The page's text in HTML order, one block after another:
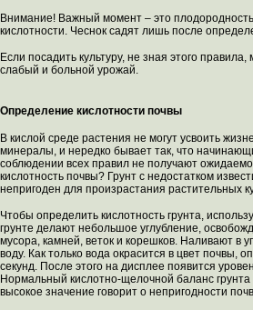
Внимание! Важный момент – это
кислотности. Чеснок садят лишь после
Если посадить культуру, не зная этого
слабый и больной урожай.
Определение кислотности почвы
В кислой среде растения не могут усвоить
минералы, и нередко бывает так, что
соблюдении всех правил не получают
кислотность почвы? Грунт с недостатком
непригоден для произрастания растительных
Чтобы определить кислотность грунта,
грунте делают небольшое углубление,
мусора, камней, веток и корешков. Наливают в
воду. Как только вода окрасится в цвет почвы,
секунд. После этого на дисплее появится
Нормальный кислотно-щелочной баланс
высокое значение говорит о непригодности